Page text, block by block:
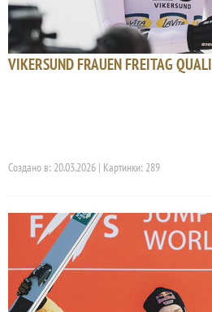
VIKERSUND FRAUEN FREITAG QUALI
Создано в: 20.03.2026 | Картинки: 289